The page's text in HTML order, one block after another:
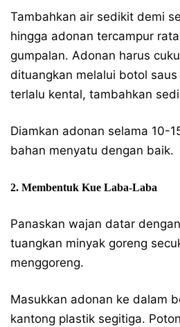
Tambahkan air sedikit demi
hingga adonan tercampur
gumpalan. Adonan harus
dituangkan melalui botol
terlalu kental, tambahkan
Diamkan adonan selama 10-
bahan menyatu dengan baik.
2. Membentuk Kue Laba-Laba
Panaskan wajan datar
tuangkan minyak goreng
menggoreng.
Masukkan adonan ke dalam
kantong plastik segitiga.